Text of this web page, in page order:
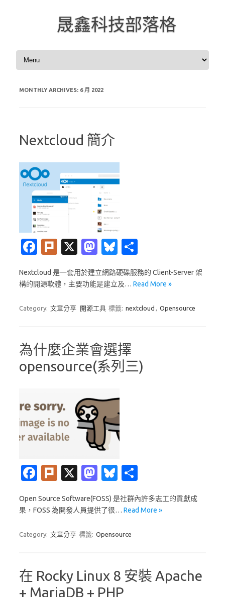
晟鑫科技部落格
Skip to content
MONTHLY ARCHIVES: 6 月 2022
Nextcloud 簡介
Fa
e
o
k
Pl
k
X
M
t
d
n
Bl
es
y
Nextcloud 是一套用於建立網路硬碟服務的 Client-Server 架
構的開源軟體，主要功能是建立及… Read More »
Category: 文章分享 開源工具 標籤: nextcloud , Opensource
為什麼企業會選擇
opensource(系列三)
Fa
e
o
k
Pl
k
X
M
t
d
n
Bl
es
y
Open Source Software(FOSS) 是社群內許多志工的貢獻成
果，FOSS 為開發人員提供了很… Read More »
Category: 文章分享 標籤: Opensource
在 Rocky Linux 8 安裝 Apache
+ MariaDB + PHP